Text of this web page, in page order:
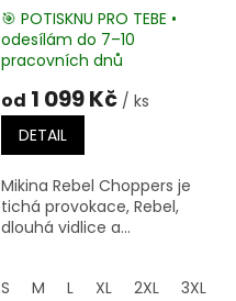
4XL 5XL
Průměrné
hodnocení
je
5,0
hvězdiček.
🎯 POTISKNU PRO TEBE •
odesílám do 7–10
pracovních dnů
od 1 099 Kč / ks
DETAIL
Mikina Rebel Choppers je
tichá provokace, Rebel,
dlouhá vidlice a...
S M L XL 2XL 3XL